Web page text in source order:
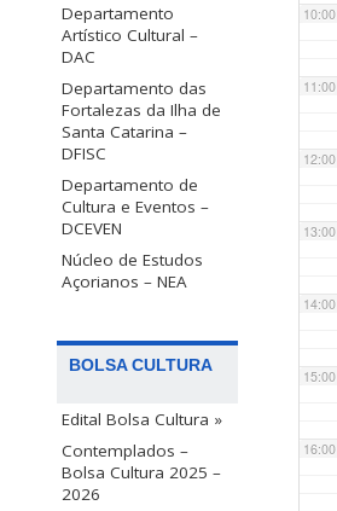
Departamento
Artístico Cultural –
DAC
Departamento das
Fortalezas da Ilha de
Santa Catarina –
DFISC
Departamento de
Cultura e Eventos –
DCEVEN
Núcleo de Estudos
Açorianos – NEA
BOLSA CULTURA
Edital Bolsa Cultura »
Contemplados –
Bolsa Cultura 2025 –
2026
10:00
11:00
12:00
13:00
14:00
15:00
16:00